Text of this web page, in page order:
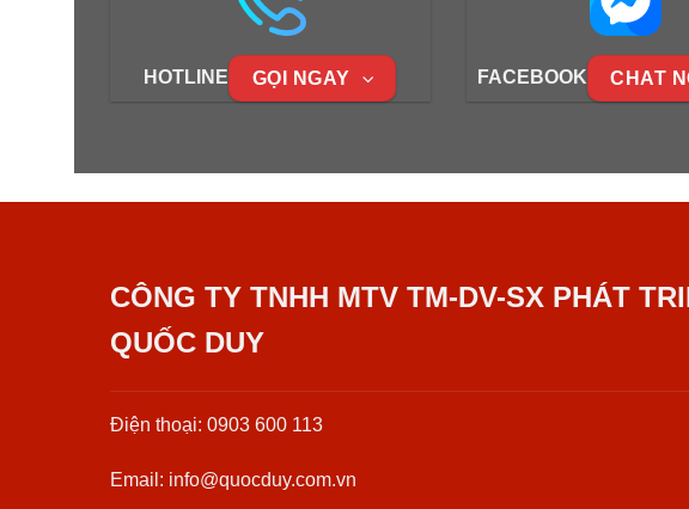
HOTLINE GỌI NGAY FACEBOOK CHAT
CÔNG TY TNHH MTV TM-DV-SX PHÁT
QUỐC DUY
Điện thoại: 0903 600 113
Email: info@quocduy.com.vn